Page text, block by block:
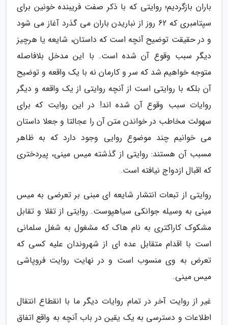
باران بازگردیم؛ روایتی که با ذکر صفت فریبنده خونین برای
سپتامبری که 62 روز از نباریدن باران می گذرد آغاز می شود
و در حقیقت توضیح آنچه است که داستان، شایعه یا هرچیز
دیگر سبب وقوع آن شده است. با این مدخل بلافاصله
متوجه خواهیم شد که سر و کارمان نه با یک واقعه و توضیح
آن بلکه با روایتی است از آنچه روایتی از یک واقعه و دیگر
روایات سبب وقوع آن شده اند! در این روایت که برای
سهولت مخاطب در خواندن متن آن را عجالتا و جعلا داستان
می خوانیم چند موضوع روایی وجود دارد که به ظاهر
مسبب آن هستند: روایتی از گذشته میس مینی، پیردختری
که اقبال ازدواج نیافته است.
روایتی از تبعات انتشار شایعه ای مبنی بر تعرضی به میس
مینی به وسیله جوانکی سیاهپوست. روایتی از تقلا و تقابل
مشکوک کاراکتری به نام هاک که مشغول به شغل سلمانی
است با اقدام متقابل عده ای از شهروندان علیه کسی که
تعرض به وی منسوب است و در نهایت روایت فروپاشی
میس مینی.
غیر از روایت آخر در تمام روایات دیگر ما با انقطاع انتقال
اطلاعات و دسترسی به یک یقین در باب آنچه به واقع اتفاق